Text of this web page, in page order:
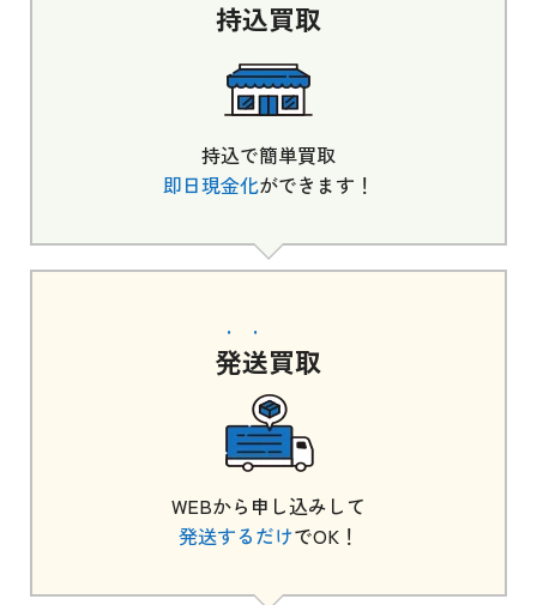
持込買取
持込で簡単買取
即日現金化ができます！
発送買取
WEBから申し込みして
発送するだけでOK！